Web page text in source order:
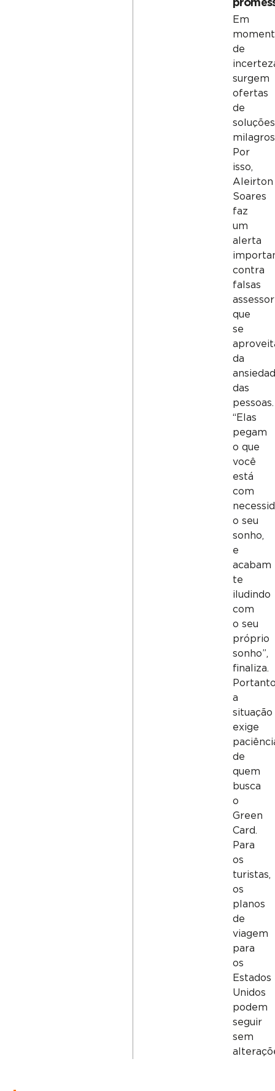
Em
de
surgem
ofertas
de
soluções
Por
isso,
Aleirton
Soares
faz
um
alerta
contra
falsas
que
se
da
das
pessoas.
“Elas
pegam
o que
você
está
com
o seu
sonho,
e
acabam
te
iludindo
com
o seu
próprio
sonho”,
finaliza.
a
situação
exige
de
quem
busca
o
Green
Card.
Para
os
turistas,
os
planos
de
viagem
para
os
Estados
Unidos
podem
seguir
sem